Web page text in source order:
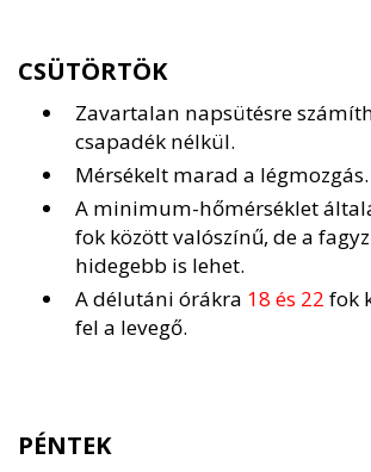
CSÜTÖRTÖK
Zavartalan napsütésre
csapadék nélkül.
Mérsékelt marad a légmozgás.
A minimum-hőmérséklet
fok között valószínű, de a
hidegebb is lehet.
A délutáni órákra 18 és 22 fok
fel a levegő.
PÉNTEK